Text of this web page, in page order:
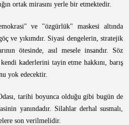
ortak mirasını yerle bir etmektedir.
ve "özgürlük" maskesi altında
ve yıkımdır. Siyasi dengelerin, stratejik
ötesinde, asıl mesele insandır. Söz
kaderlerini tayin etme hakkını, barış
yok edecektir.
tarihi boyunca olduğu gibi bugün de
yanındadır. Silahlar derhal susmalı,
son verilmelidir.